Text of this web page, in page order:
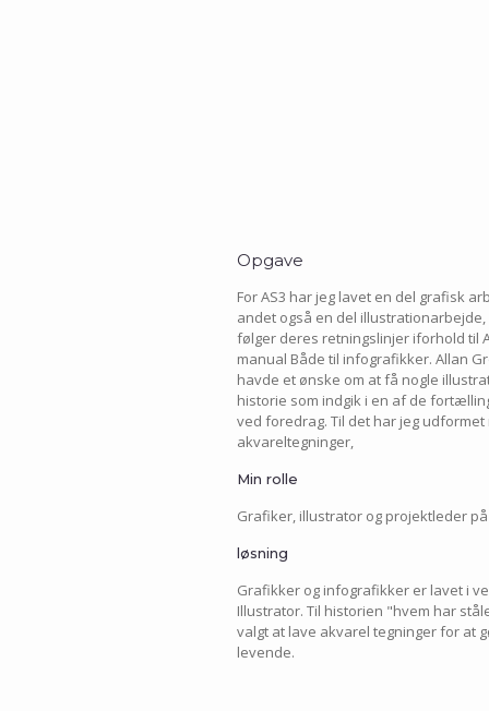
Opgave
For AS3 har jeg lavet en del grafisk
andet også en del
følger deres retningslinjer iforhold til
manual Både til infografikker. Allan
havde et ønske om at få nogle
historie som indgik i en af de
ved foredrag. Til det har jeg udformet
akvareltegninger,
Min rolle
Grafiker, illustrator og projektleder
løsning
Grafikker og infografikker er lavet i
Illustrator. Til historien "hvem har
valgt at lave akvarel tegninger for at
levende.